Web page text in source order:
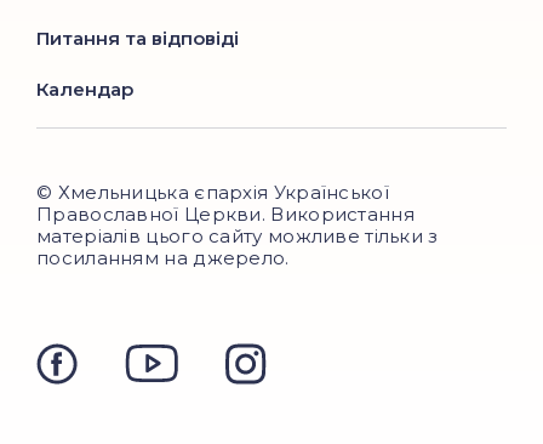
Питання та відповіді
Календар
© Хмельницька єпархія Української
Православної Церкви. Використання
матеріалів цього сайту можливе тільки з
посиланням на джерело.